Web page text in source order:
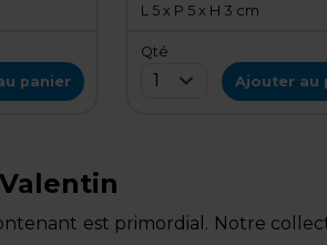
panier
L 5 x P 5 x H 3 cm
Qté
1 Ajouter au
est primordial. Notre